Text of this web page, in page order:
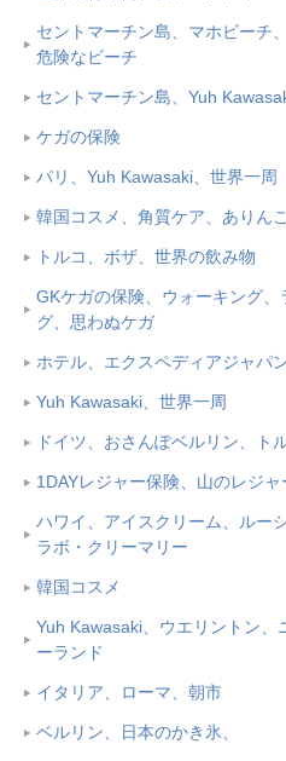
セントマーチン島、マホビーチ
危険なビーチ
セントマーチン島、Yuh
ケガの保険
パリ、Yuh Kawasaki、世界一周
韓国コスメ、角質ケア、ありん
トルコ、ボザ、世界の飲み物
GKケガの保険、ウォーキング、
グ、思わぬケガ
ホテル、エクスペディアジャパ
Yuh Kawasaki、世界一周
ドイツ、おさんぽベルリン、ト
1DAYレジャー保険、山のレジャ
ハワイ、アイスクリーム、ルー
ラボ・クリーマリー
韓国コスメ
Yuh Kawasaki、ウエリントン、
ーランド
イタリア、ローマ、朝市
ベルリン、日本のかき氷、